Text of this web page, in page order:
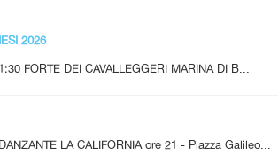
2026
FORTE DEI CAVALLEGGERI MARINA DI B...
LA CALIFORNIA ore 21 - Piazza Galileo...